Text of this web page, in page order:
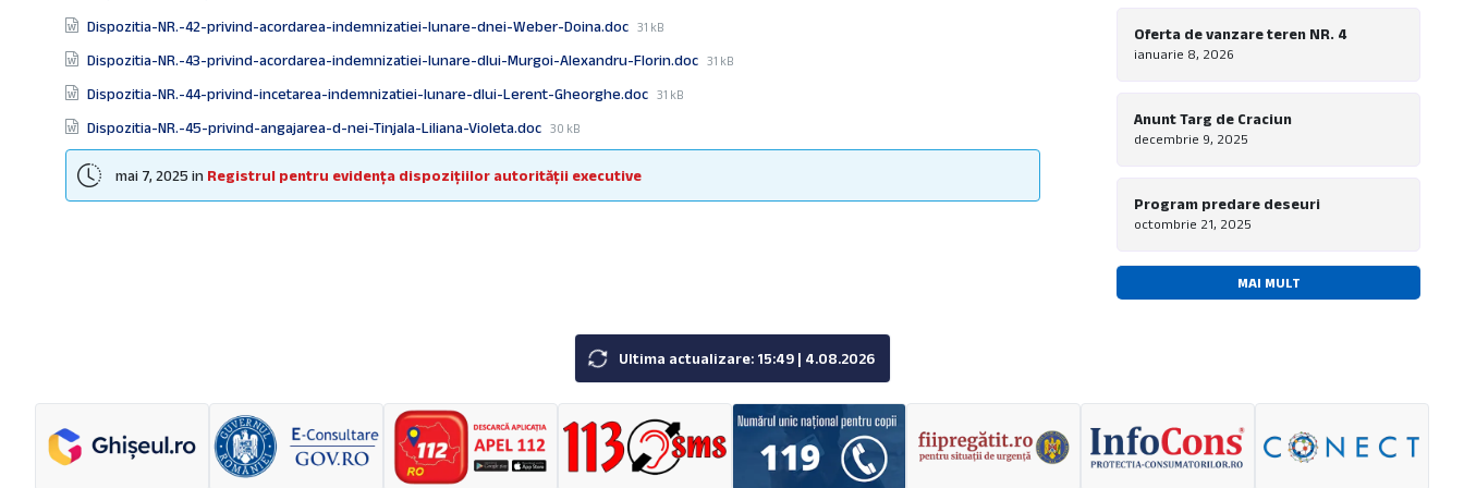
Dispozitia-NR.-42-privind-acordarea-indemnizatiei-lunare-dnei-Weber-Doina.doc File
31 kB
Dispozitia-NR.-43-privind-acordarea-indemnizatiei-lunare-dlui-Murgoi-Alexandru-Florin.doc File
31 kB
Dispozitia-NR.-44-privind-incetarea-indemnizatiei-lunare-dlui-Lerent-Gheorghe.doc File
31 kB
Dispozitia-NR.-45-privind-angajarea-d-nei-Tinjala-Liliana-Violeta.doc File
size:
30 kB
mai 7, 2025 in Registrul pentru evidența dispozițiilor autorității executive
Oferta de vanzare teren NR. 4
ianuarie 8, 2026
Anunt Targ de Craciun
decembrie 9, 2025
Program predare deseuri
octombrie 21, 2025
MAI MULT
Ultima actualizare: 15:49 | 4.08.2026